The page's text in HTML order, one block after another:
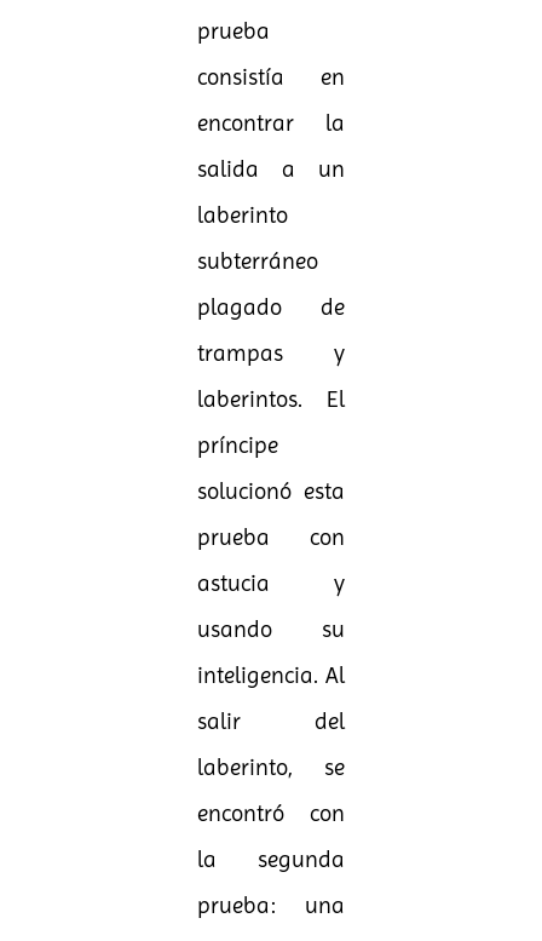
prueba
consistía en
encontrar la
salida a un
laberinto
subterráneo
plagado de
trampas y
laberintos. El
príncipe
solucionó esta
prueba con
astucia y
usando su
inteligencia. Al
salir del
laberinto, se
encontró con
la segunda
prueba: una